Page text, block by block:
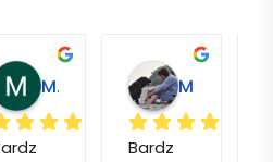
Marcin M.
Bardz